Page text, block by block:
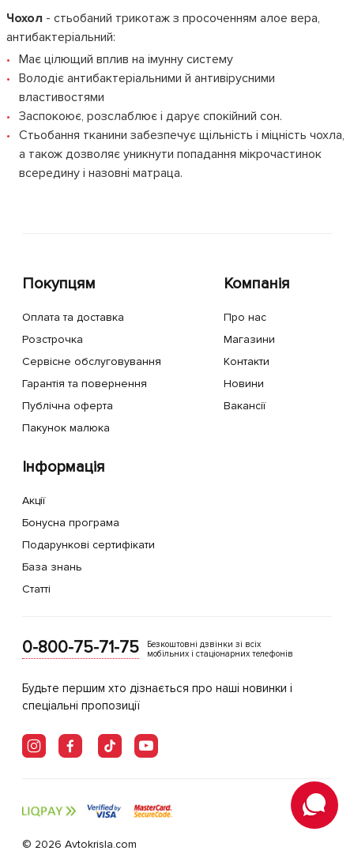
Чохол - стьобаний трикотаж з просоченням алое вера,
антибактеріальний:
Має цілющий вплив на імунну систему
Володіє антибактеріальними й антивірусними
властивостями
Заспокоює, розслаблює і дарує спокійний сон.
Стьобання тканини забезпечує щільність і міцність чохла,
а також дозволяє уникнути попадання мікрочастинок
всередину і назовні матраца.
Покупцям
Оплата та доставка
Розстрочка
Сервісне обслуговування
Гарантія та повернення
Публічна оферта
Пакунок малюка
Компанія
Про нас
Магазини
Контакти
Новини
Вакансії
Інформація
Акції
Бонусна програма
Подарункові сертифікати
База знань
Статті
0-800-75-71-75
Безкоштовні дзвінки зі всіх
мобільних і стаціонарних телефонів
Будьте першим хто дізнається про наші новинки і
спеціальні пропозиції
© 2026 Avtokrisla.com